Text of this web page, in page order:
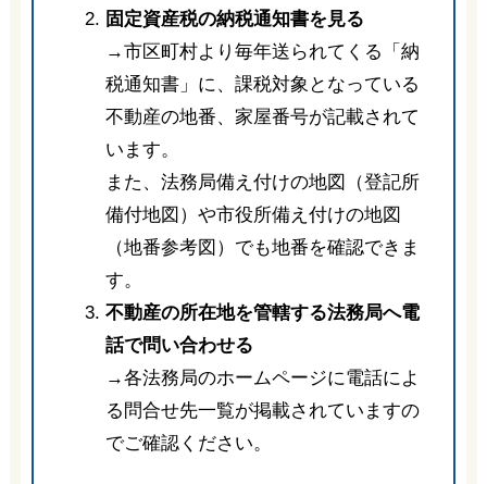
固定資産税の納税通知書を見る
→市区町村より毎年送られてくる「納
税通知書」に、課税対象となっている
不動産の地番、家屋番号が記載されて
います。
また、法務局備え付けの地図（登記所
備付地図）や市役所備え付けの地図
（地番参考図）でも地番を確認できま
す。
不動産の所在地を管轄する法務局へ電
話で問い合わせる
→各法務局のホームページに電話によ
る問合せ先一覧が掲載されていますの
でご確認ください。